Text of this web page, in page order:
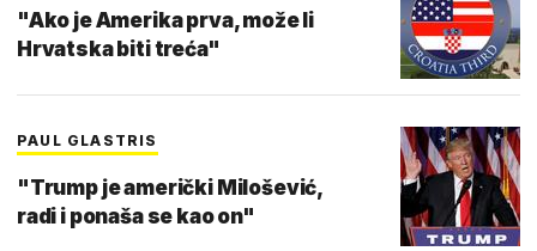
"Ako je Amerika prva, može li
Hrvatska biti treća"
PAUL GLASTRIS
"Trump je američki Milošević,
radi i ponaša se kao on"